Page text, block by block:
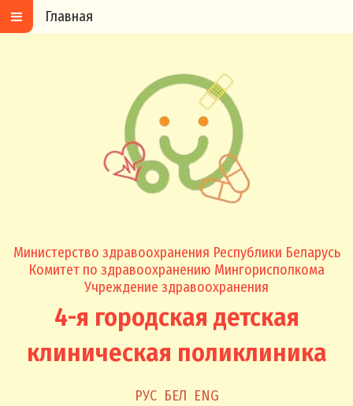
Министерство здравоохранения Республики Беларусь
Комитет по здравоохранению Мингорисполкома
Учреждение здравоохранения
4-я городская детская
клиническая поликлиника
РУС БЕЛ ENG
Главная